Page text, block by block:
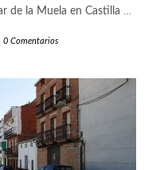
de la Muela en Castilla …
0 Comentarios